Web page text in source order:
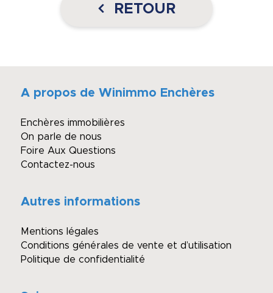
RETOUR
A propos de Winimmo Enchères
Enchères immobilières
On parle de nous
Foire Aux Questions
Contactez-nous
Autres informations
Mentions légales
Conditions générales de vente et d’utilisation
Politique de confidentialité